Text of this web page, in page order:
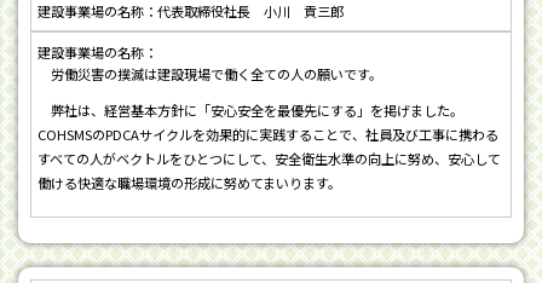
代表取締役社長 小川 貢三郎
労働災害の撲滅は建設現場で働く全ての人の願いです。
弊社は、経営基本方針に「安心安全を最優先にする」を掲げました。
COHSMSのPDCAサイクルを効果的に実践することで、社員及び工事に携わる
すべての人がベクトルをひとつにして、安全衛生水準の向上に努め、安心して
働ける快適な職場環境の形成に努めてまいります。